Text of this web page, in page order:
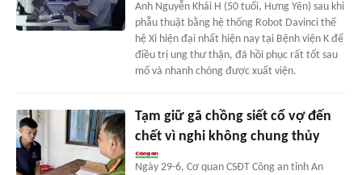
Anh Nguyễn Khải H (50 tuổi, Hưng Yên) sau khi
phẫu thuật bằng hệ thống Robot Davinci thế
hệ Xi hiện đại nhất hiện nay tại Bệnh viện K để
điều trị ung thư thận, đã hồi phục rất tốt sau
mổ và nhanh chóng được xuất viện.
Tạm giữ gã chồng siết cổ vợ đến
chết vì nghi không chung thủy
Ngày 29-6, Cơ quan CSĐT Công an tỉnh An